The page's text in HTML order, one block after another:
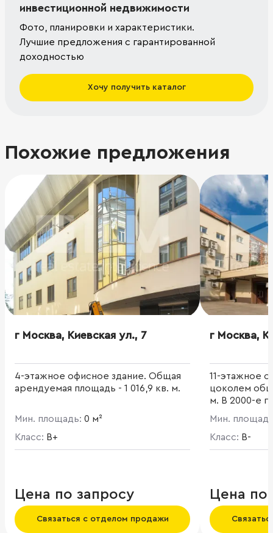
инвестиционной недвижимости
Фото, планировки и характеристики.
Лучшие предложения с гарантированной
доходностью
Хочу получить каталог
Похожие предложения
г Москва, Киевская ул., 7
4-этажное офисное здание. Общая
арендуемая площадь - 1 016,9 кв. м.
Мин. площадь: 0 м²
Класс: B+
Цена по запросу
Связаться с отделом продажи
г Москва,
11-этажное
цоколем
м. В 2000-е
благодаря
обновлен
системы,
Мин.
Класс: B-
Цена по